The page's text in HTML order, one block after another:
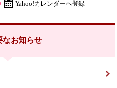
Yahoo!カレンダーへ登録
なお知らせ